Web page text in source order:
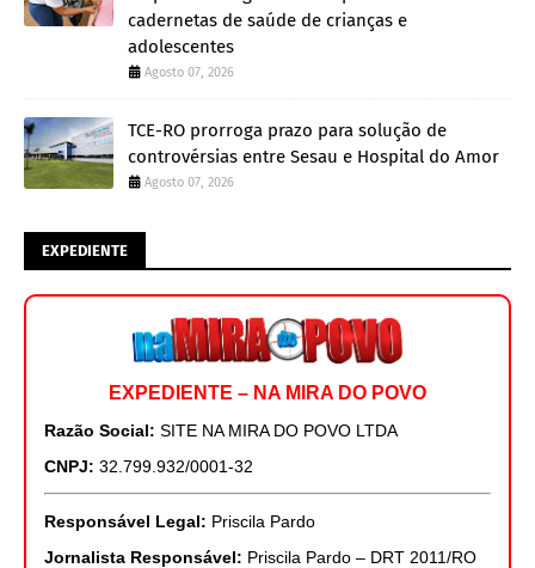
cadernetas de saúde de crianças e
adolescentes
Agosto 07, 2026
TCE-RO prorroga prazo para solução de
controvérsias entre Sesau e Hospital do Amor
Agosto 07, 2026
EXPEDIENTE
EXPEDIENTE – NA MIRA DO POVO
Razão Social: SITE NA MIRA DO POVO LTDA
CNPJ: 32.799.932/0001-32
Responsável Legal: Priscila Pardo
Jornalista Responsável: Priscila Pardo – DRT 2011/RO